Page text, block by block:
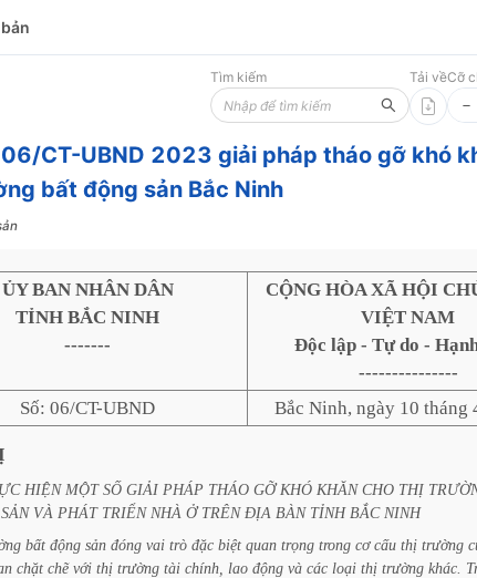
Tìm kiếm Tải vềCỡ
CT-UBND 2023 giải pháp tháo gỡ khó
bất động sản Bắc Ninh
ỦY BAN NHÂN DÂN
TỈNH BẮC NINH
-------
CỘNG HÒA XÃ HỘI
VIỆT NAM
Độc lập - Tự do -
---------------
Số: 06/CT-UBND
Bắc Ninh, ngày 10 tháng
HIỆN MỘT SỐ GIẢI PHÁP THÁO GỠ KHÓ KHĂN CHO THỊ
SẢN VÀ PHÁT TRIỂN NHÀ Ở TRÊN ĐỊA BÀN TỈNH BẮC NINH
bất động sản đóng vai trò đặc biệt quan trọng trong cơ cấu thị trường
chặt chẽ với thị trường tài chính, lao động và các loại thị trường khác.